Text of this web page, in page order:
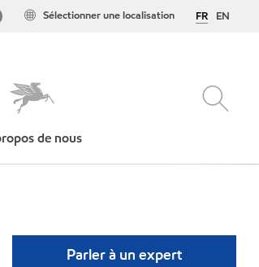
FR EN
Sélectionner une localisation
de nous
Parler à un expert